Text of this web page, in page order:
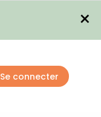
×
Se connecter